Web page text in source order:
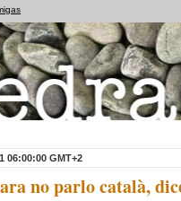
06:00:00 GMT+2
no parlo català,